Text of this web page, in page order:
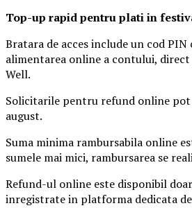
Top-up rapid pentru plati in
Bratara de acces include un cod
alimentarea online a contului,
Well.
Solicitarile pentru refund online
august.
Suma minima rambursabila online
sumele mai mici, rambursarea se
Refund-ul online este disponibil
inregistrate in platforma dedicata